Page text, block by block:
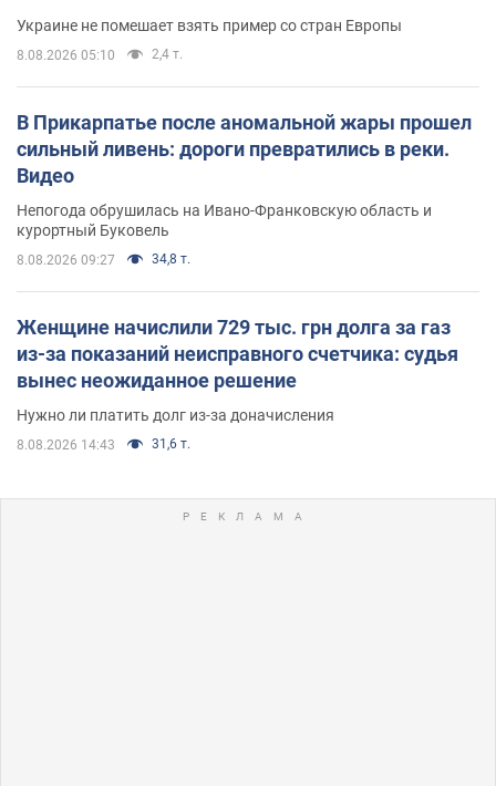
Украине не помешает взять пример со стран Европы
8.08.2026 05:10 2,4 т.
В Прикарпатье после аномальной жары прошел
сильный ливень: дороги превратились в реки.
Видео
Непогода обрушилась на Ивано-Франковскую область и
курортный Буковель
8.08.2026 09:27 34,8 т.
Женщине начислили 729 тыс. грн долга за газ
из-за показаний неисправного счетчика: судья
вынес неожиданное решение
Нужно ли платить долг из-за доначисления
8.08.2026 14:43 31,6 т.